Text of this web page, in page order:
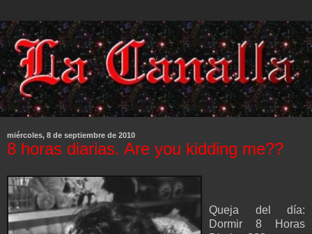
miércoles, 8 de septiembre de 2010
8 horas diarias. Are you kidding me??
Queja del día:
Dormir 8 Horas